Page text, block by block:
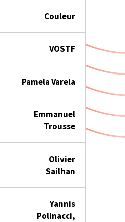
Couleur
VOSTF
Pamela Varela
Emmanuel
Trousse
Olivier
Sailhan
Yannis
Polinacci,